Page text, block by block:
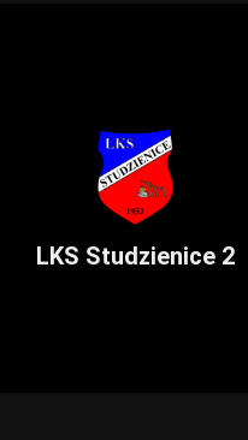
LKS Studzienice 2